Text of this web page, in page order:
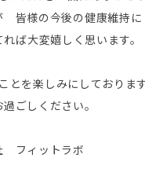
皆様の今後の健康維持に
ば大変嬉しく思います。
とを楽しみにしております
ごしください。
フィットラボ